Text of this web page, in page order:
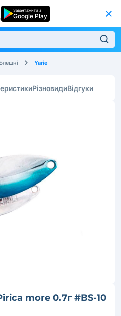
Завантажити з
Google Play
Блешні Yarie
РізновидиВідгуки
more 0.7г #BS-10